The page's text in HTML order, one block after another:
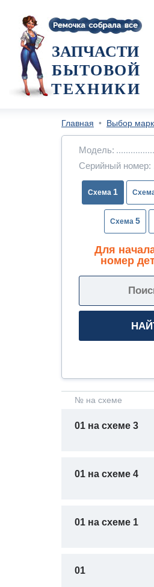
ЗАПЧАСТИ
БЫТОВОЙ
ТЕХНИКИ
Главная • Выбор
Модель:
Серийный номер:
1
5
Для
номер
№ на схеме
01 на схеме 3
01 на схеме 4
01 на схеме 1
01